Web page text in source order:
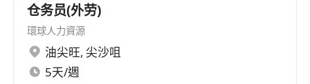
仓务员(外劳)
環球人力資源
油尖旺, 尖沙咀
5天/週